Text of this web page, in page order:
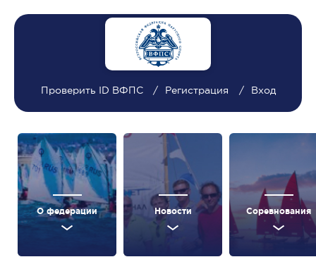
Проверить ID ВФПС Регистрация Вход
О федерации Новости Соревнования